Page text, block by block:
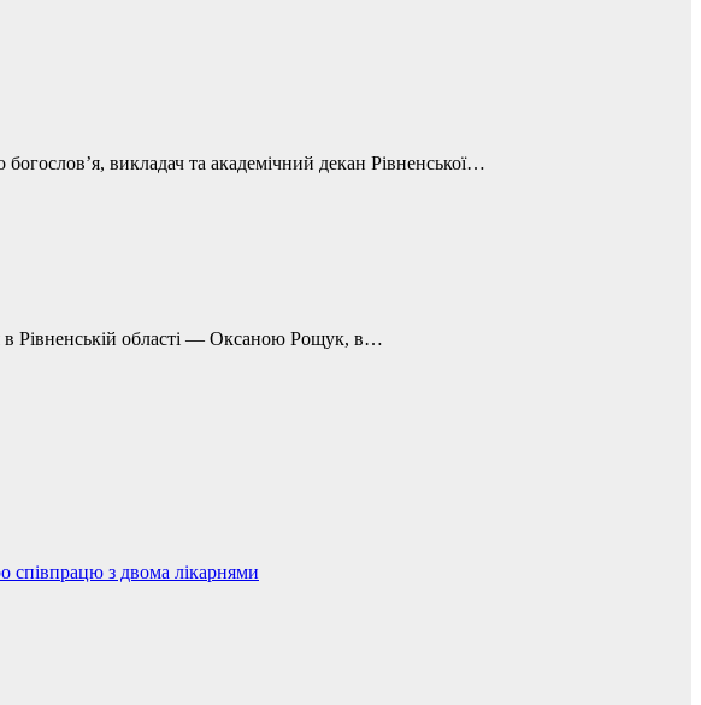
викладач та академічний декан Рівненської…
в Рівненській області — Оксаною Рощук, в…
з двома лікарнями